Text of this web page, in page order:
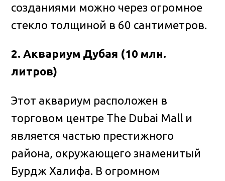
созданиями можно через огромное
стекло толщиной в 60 сантиметров.
2. Аквариум Дубая (10 млн.
литров)
Этот аквариум расположен в
торговом центре The Dubai Mall и
является частью престижного
района, окружающего знаменитый
Бурдж Халифа. В огромном